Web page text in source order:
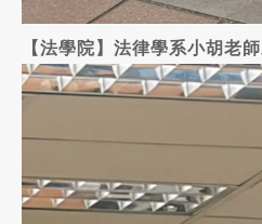
【法學院】法律學系小胡老